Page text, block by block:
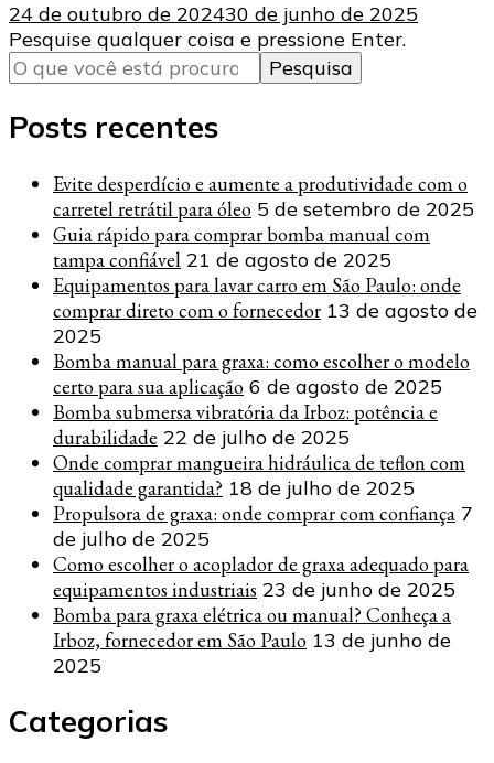
24 de outubro de 202430 de junho de 2025
Procurando
algo?
Pesquise qualquer coisa e pressione Enter.
Posts recentes
Evite desperdício e aumente a produtividade com o
carretel retrátil para óleo 5 de setembro de 2025
Guia rápido para comprar bomba manual com
tampa confiável 21 de agosto de 2025
Equipamentos para lavar carro em São Paulo: onde
comprar direto com o fornecedor 13 de agosto de
2025
Bomba manual para graxa: como escolher o modelo
certo para sua aplicação 6 de agosto de 2025
Bomba submersa vibratória da Irboz: potência e
durabilidade 22 de julho de 2025
Onde comprar mangueira hidráulica de teflon com
qualidade garantida? 18 de julho de 2025
Propulsora de graxa: onde comprar com confiança 7
de julho de 2025
Como escolher o acoplador de graxa adequado para
equipamentos industriais 23 de junho de 2025
Bomba para graxa elétrica ou manual? Conheça a
Irboz, fornecedor em São Paulo 13 de junho de
2025
Categorias